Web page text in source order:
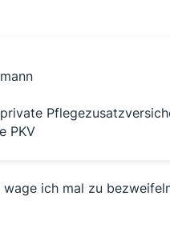
PKV
ich mal zu